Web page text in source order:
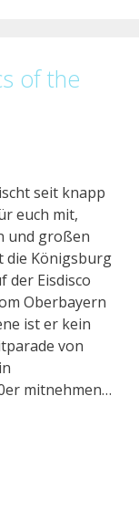
of the
seit knapp
euch mit,
und großen
die Königsburg
der Eisdisco
Oberbayern
ist er kein
von
mitnehmen…